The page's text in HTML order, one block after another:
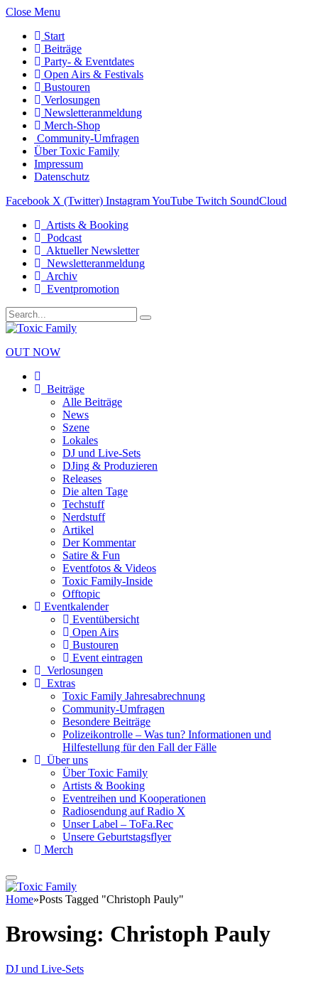
Close Menu
Start
Beiträge
Party- & Eventdates
Open Airs & Festivals
Bustouren
Verlosungen
Newsletteranmeldung
Merch-Shop
Community-Umfragen
Über Toxic Family
Impressum
Datenschutz
Facebook X (Twitter) InstagramYouTube Twitch SoundCloud
Artists & Booking
Podcast
Aktueller Newsletter
Newsletteranmeldung
Archiv
Eventpromotion
OUT NOW
Beiträge
Alle Beiträge
News
Szene
Lokales
DJ und Live-Sets
DJing & Produzieren
Releases
Die alten Tage
Techstuff
Nerdstuff
Artikel
Der Kommentar
Satire & Fun
Eventfotos & Videos
Toxic Family-Inside
Offtopic
Eventkalender
Eventübersicht
Open Airs
Bustouren
Event eintragen
Verlosungen
Extras
Toxic Family Jahresabrechnung
Community-Umfragen
Besondere Beiträge
Polizeikontrolle – Was tun? Informationen und
Hilfestellung für den Fall der Fälle
Über uns
Über Toxic Family
Artists & Booking
Eventreihen und Kooperationen
Radiosendung auf Radio X
Unser Label – ToFa.Rec
Unsere Geburtstagsflyer
Merch
Home»Posts Tagged "Christoph Pauly"
Browsing: Christoph Pauly
DJ und Live-Sets